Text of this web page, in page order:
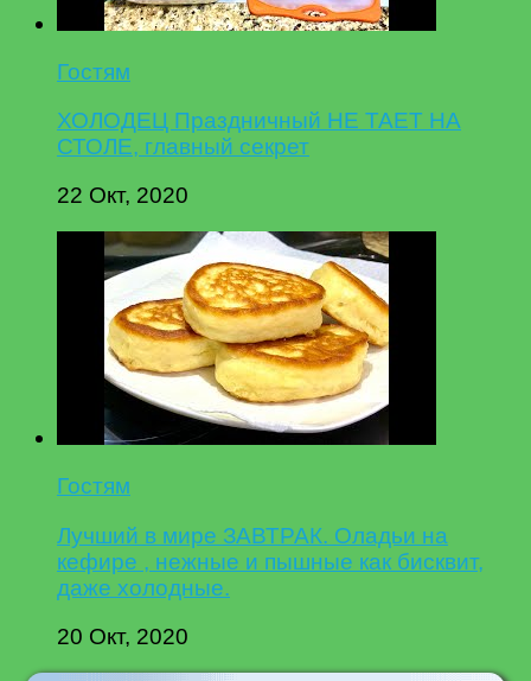
Гостям
ХОЛОДЕЦ Праздничный НЕ ТАЕТ НА
СТОЛЕ, главный секрет
22 Окт, 2020
Гостям
Лучший в мире ЗАВТРАК. Оладьи на
кефире , нежные и пышные как бисквит,
даже холодные.
20 Окт, 2020